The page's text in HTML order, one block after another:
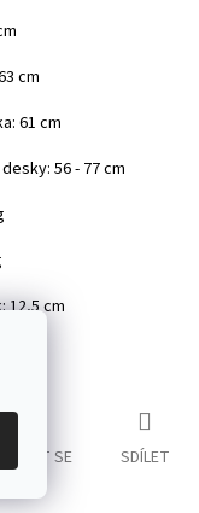
cm
61 cm
56 - 77 cm
12,5 cm
ZEPTAT SE SDÍLET